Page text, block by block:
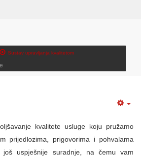
Sustav upravljanja kvalitetom
kvalitete usluge koju pružamo
prijedlozima, prigovorima i pohvalama
još uspješnije suradnje, na čemu vam